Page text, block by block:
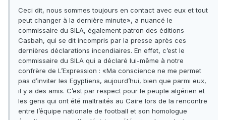
Ceci dit, nous sommes toujours en contact avec eux et tout
peut changer à la dernière minute», a nuancé le
commissaire du SILA, également patron des éditions
Casbah, qui se dit incompris par la presse après ces
dernières déclarations incendiaires. En effet, c’est le
commissaire du SILA qui a déclaré lui-même à notre
confrère de L’Expression : «Ma conscience ne me permet
pas d’inviter les Egyptiens, aujourd’hui, bien que parmi eux,
il y a des amis. C’est par respect pour le peuple algérien et
les gens qui ont été maltraités au Caire lors de la rencontre
entre l’équipe nationale de football et son homologue